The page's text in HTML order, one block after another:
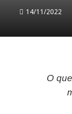
14/11/2022
O